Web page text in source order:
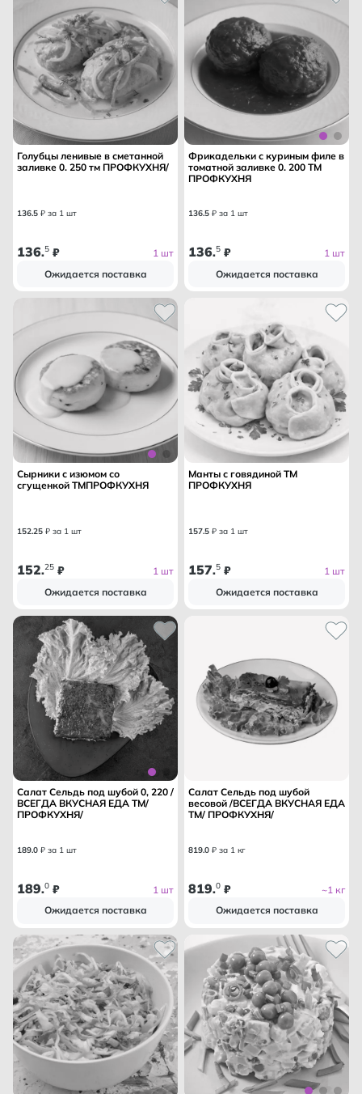
Голубцы ленивые в сметанной
заливке 0. 250 тм ПРОФКУХНЯ/
136.5 ₽ за 1 шт
136.5 ₽
1 шт
Ожидается поставка
Фрикадельки с куриным филе в
томатной заливке 0. 200 ТМ
ПРОФКУХНЯ
136.5 ₽ за 1 шт
136.5 ₽
1 шт
Ожидается поставка
Сырники с изюмом со
сгущенкой ТМПРОФКУХНЯ
152.25 ₽ за 1 шт
152.25 ₽
1 шт
Ожидается поставка
Манты с говядиной ТМ
ПРОФКУХНЯ
157.5 ₽ за 1 шт
157.5 ₽
1 шт
Ожидается поставка
Салат Сельдь под шубой 0, 220 /
ВСЕГДА ВКУСНАЯ ЕДА ТМ/
ПРОФКУХНЯ/
189.0 ₽ за 1 шт
189.0 ₽
1 шт
Ожидается поставка
Салат Сельдь под шубой
весовой /ВСЕГДА ВКУСНАЯ ЕДА
ТМ/ ПРОФКУХНЯ/
819.0 ₽ за 1 кг
819.0 ₽
~1 кг
Ожидается поставка